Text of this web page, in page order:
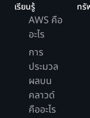
เรียนรู้
AWS คือ
อะไร
การ
ประมวล
ผลบน
คลาวด์
คืออะไร
ทรั